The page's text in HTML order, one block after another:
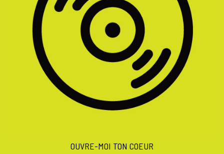
OUVRE-MOI TON COEUR